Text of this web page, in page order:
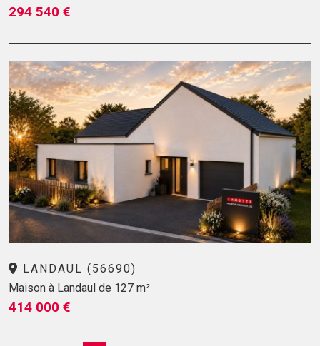
294 540 €
LANDAUL (56690)
Maison à Landaul de 127 m²
414 000 €